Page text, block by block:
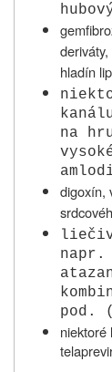
hladín
na
digoxín,
pod.
niektoré